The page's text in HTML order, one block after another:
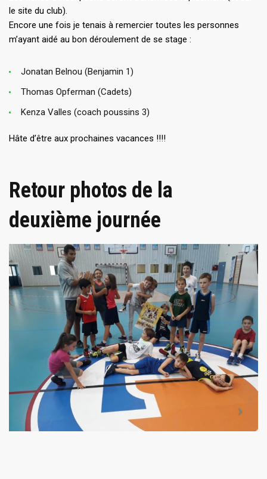
le site du club).
Encore une fois je tenais à remercier toutes les personnes
m’ayant aidé au bon déroulement de se stage :
Jonatan Belnou (Benjamin 1)
Thomas Opferman (Cadets)
Kenza Valles (coach poussins 3)
Hâte d’être aux prochaines vacances !!!!
Retour photos de la
deuxième journée